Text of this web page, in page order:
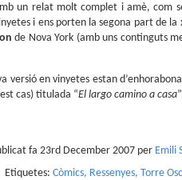
un relat molt complet i amè, com
i ens porten la segona part de
de Nova York (amb uns continguts
versió en vinyetes estan
cas) titulada “El largo camino a casa
fa 23rd December 2007per Emili
Etiquetes: Còmics Ressenyes Torre